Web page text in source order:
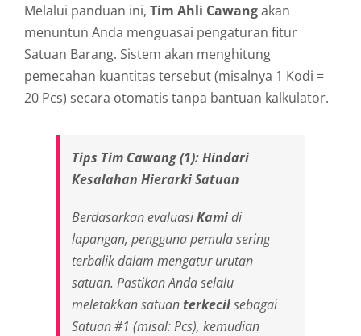
Melalui panduan ini, Tim Ahli Cawangakan
menuntun Anda menguasai pengaturan fitur
Satuan Barang. Sistem akan menghitung
pemecahan kuantitas tersebut (misalnya 1 Kodi =
20 Pcs) secara otomatis tanpa bantuan kalkulator.
Tips Tim Cawang (1): Hindari
Kesalahan Hierarki Satuan
Berdasarkan evaluasiKamidi
lapangan, pengguna pemula sering
terbalik dalam mengatur urutan
satuan. Pastikan Anda selalu
meletakkan satuan terkecilsebagai
Satuan #1 (misal: Pcs), kemudian